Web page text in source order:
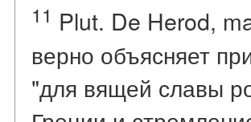
11 Plut. De Herod,
верно объясняет
"для вящей славы